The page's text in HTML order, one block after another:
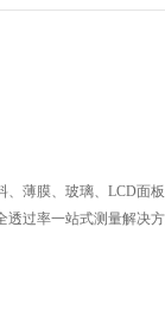
薄膜、玻璃、LCD面
过率一站式测量解决方